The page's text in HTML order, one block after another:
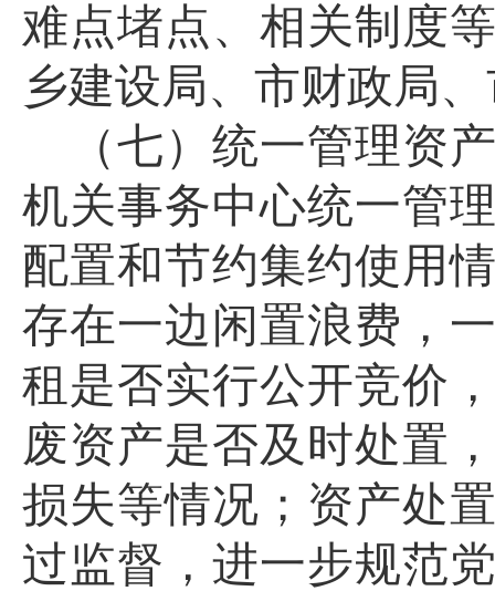
难点堵点、相关制度
乡建设局、市财政局
（七）统一管理资
机关事务中心统一管
配置和节约集约使用
存在一边闲置浪费，
租是否实行公开竞价
废资产是否及时处置
损失等情况；资产处
过监督， 进一步规范